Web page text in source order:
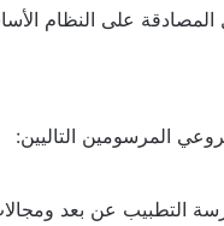
على النظام
المرسومين التاليين:
عن بعد ومجالات